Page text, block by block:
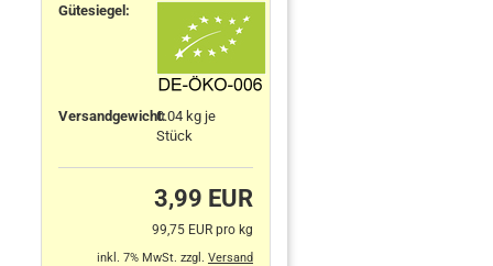
Gütesiegel:
Versandgewicht:0.04kg je
Stück
3,99 EUR
99,75 EUR pro kg
inkl. 7% MwSt. zzgl. Versand